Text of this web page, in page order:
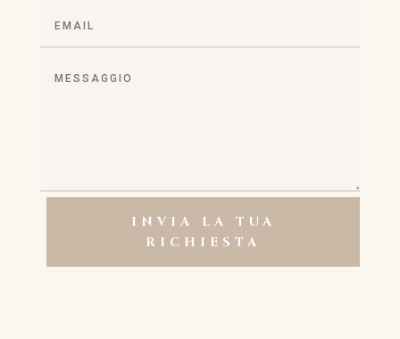
INVIA LA TUA
RICHIESTA